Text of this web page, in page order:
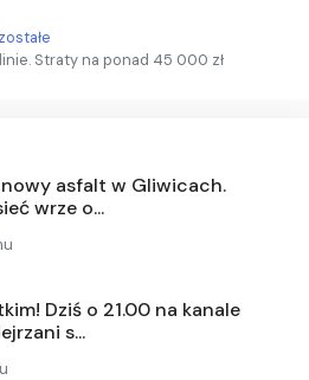
Straty na ponad 45 000 zł
nowy asfalt w Gliwicach.
wrze o...
Dziś o 21.00 na kanale
s...